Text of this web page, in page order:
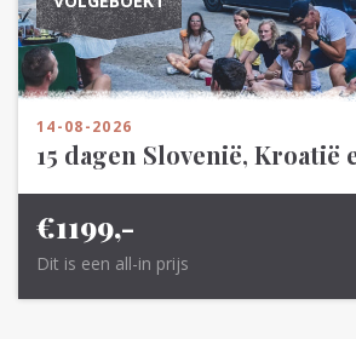
14-08-2026
15 dagen Slovenië, Kroatië
€1199,-
Dit is een all-in prijs